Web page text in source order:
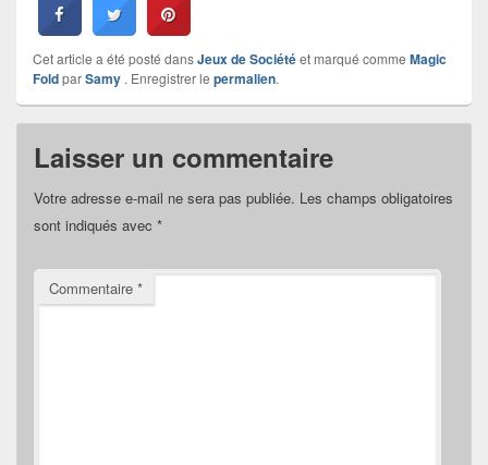
Cet article a été posté dansJeux de Sociétéet marqué comme Magic
FoldparSamy . Enregistrer le permalien.
Laisser un commentaire
Votre adresse e-mail ne sera pas publiée. Les champs obligatoires
sont indiqués avec *
Commentaire *